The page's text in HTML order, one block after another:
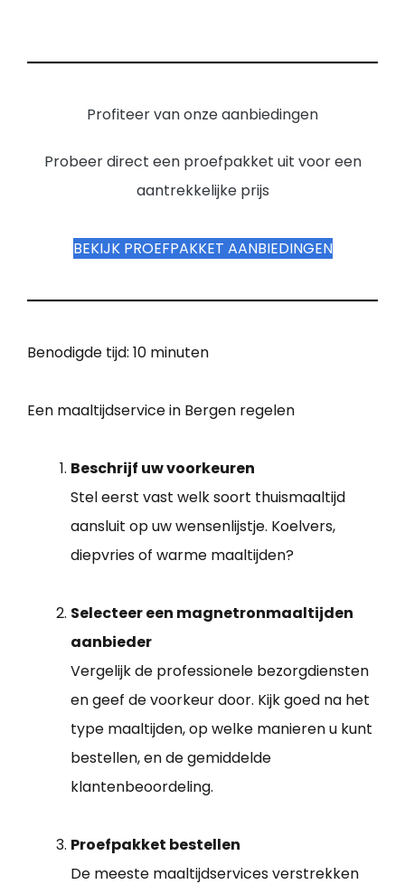
Profiteer van onze aanbiedingen
Probeer direct een proefpakket uit voor een
aantrekkelijke prijs
BEKIJK PROEFPAKKET AANBIEDINGEN
Benodigde tijd: 10 minuten
Een maaltijdservice in Bergen regelen
Beschrijf uw voorkeuren
Stel eerst vast welk soort thuismaaltijd
aansluit op uw wensenlijstje. Koelvers,
diepvries of warme maaltijden?
Selecteer een magnetronmaaltijden
aanbieder
Vergelijk de professionele bezorgdiensten
en geef de voorkeur door. Kijk goed na het
type maaltijden, op welke manieren u kunt
bestellen, en de gemiddelde
klantenbeoordeling.
Proefpakket bestellen
De meeste maaltijdservices verstrekken